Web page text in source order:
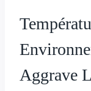
Aggrave